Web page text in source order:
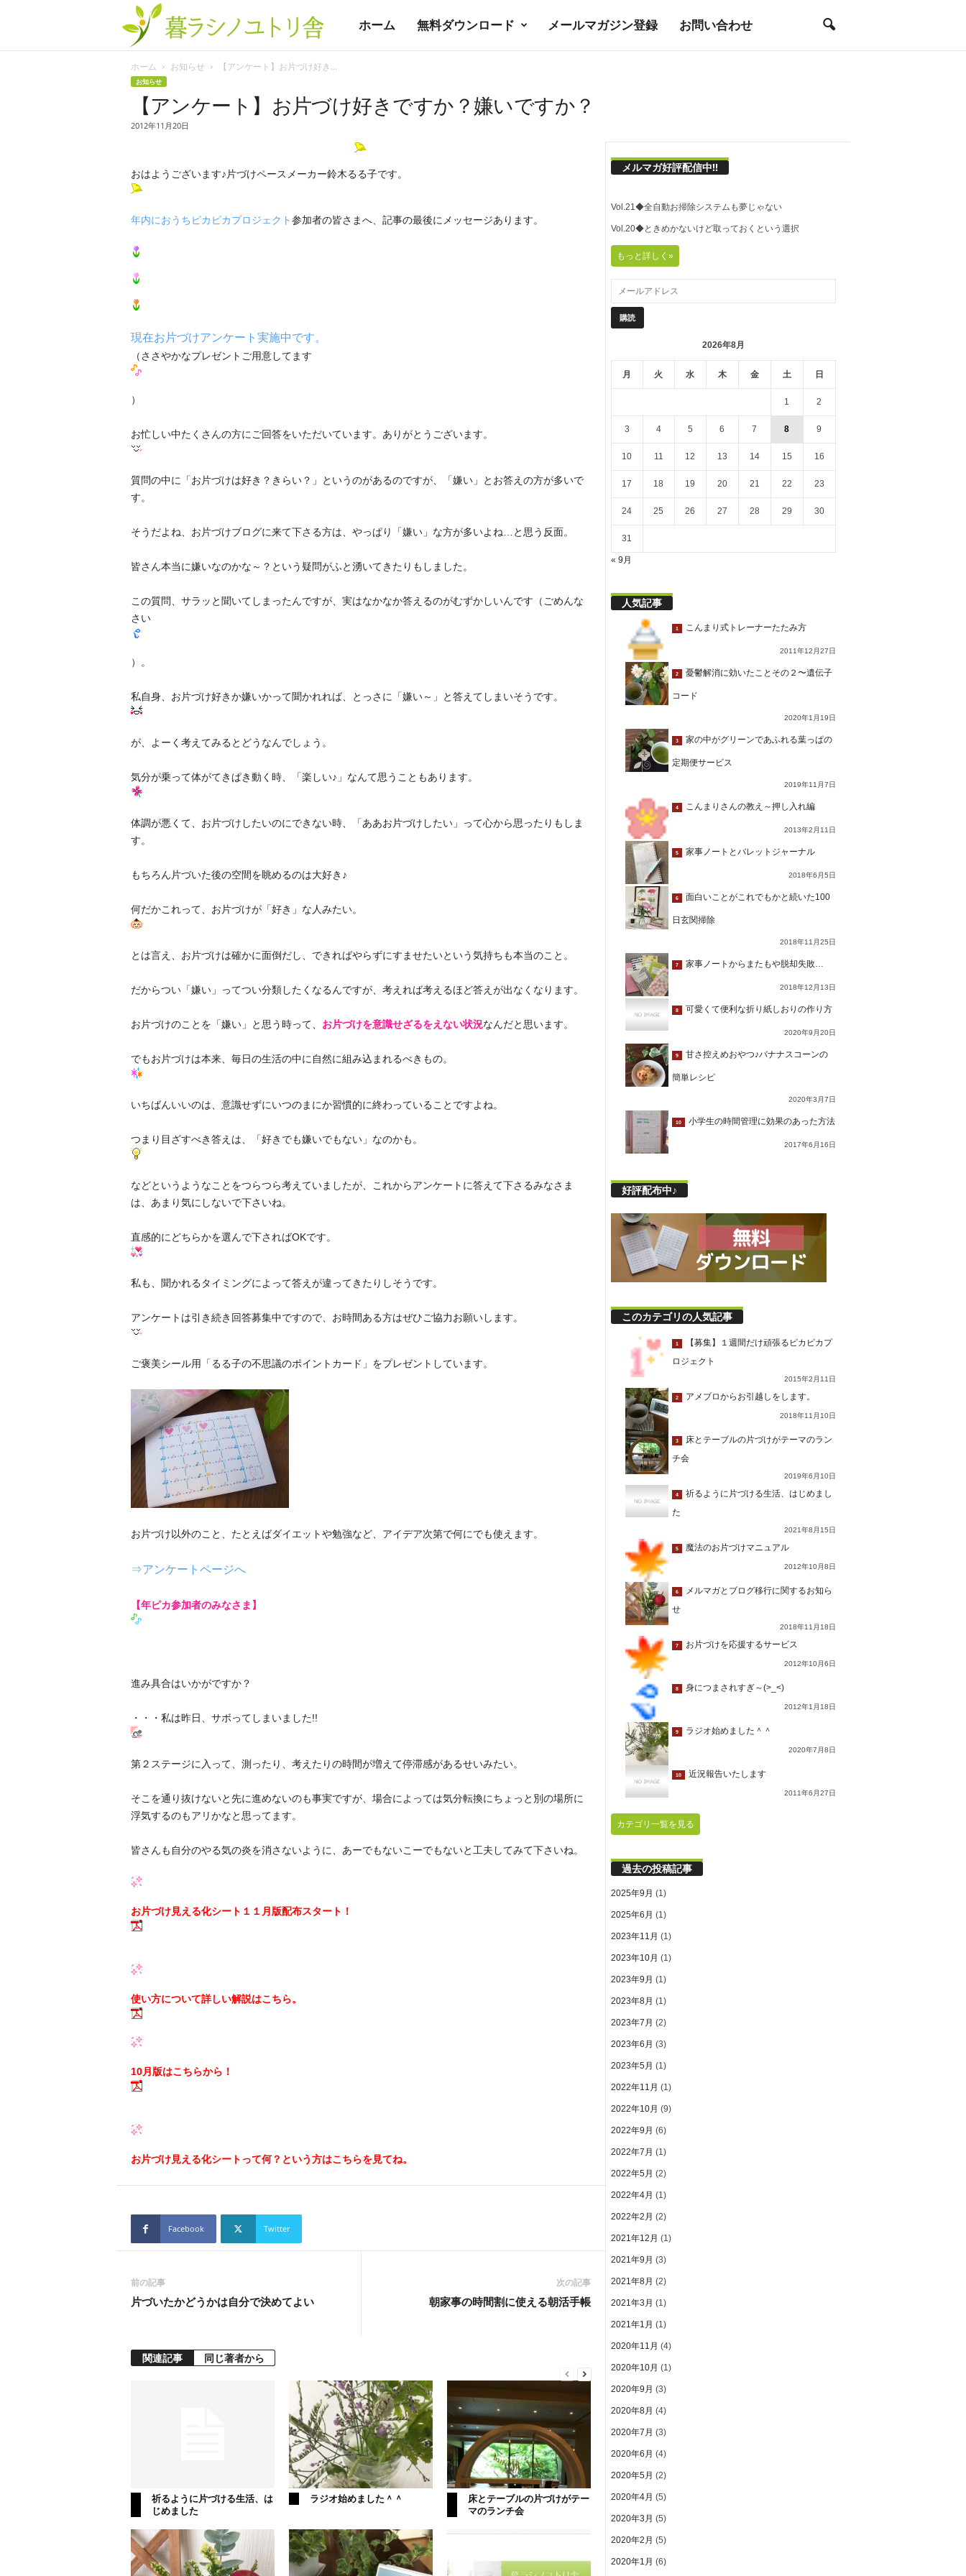
ノ
ユ
ホーム 無料ダウンロード メールマガジン登録 お問い合わせ
ホーム お知らせ 【アンケート】お片づけ好き...
お知らせ
【アンケート】お片づけ好きですか？嫌いですか？
2012年11月20日
おはようございます♪片づけペースメーカー鈴木るる子です。
年内におうちピカピカプロジェクト参加者の皆さまへ、記事の最後にメッセージあります。
現在お片づけアンケート実施中です。
（ささやかなプレゼントご用意してます
）
お忙しい中たくさんの方にご回答をいただいています。ありがとうございます。
質問の中に「お片づけは好き？きらい？」というのがあるのですが、「嫌い」とお答えの方が多いで
す。
そうだよね、お片づけブログに来て下さる方は、やっぱり「嫌い」な方が多いよね…と思う反面。
皆さん本当に嫌いなのかな～？という疑問がふと湧いてきたりもしました。
この質問、サラッと聞いてしまったんですが、実はなかなか答えるのがむずかしいんです（ごめんな
さい
）。
私自身、お片づけ好きか嫌いかって聞かれれば、とっさに「嫌い～」と答えてしまいそうです。
が、よーく考えてみるとどうなんでしょう。
気分が乗って体がてきぱき動く時、「楽しい♪」なんて思うこともあります。
体調が悪くて、お片づけしたいのにできない時、「ああお片づけしたい」って心から思ったりもしま
す。
もちろん片づいた後の空間を眺めるのは大好き♪
何だかこれって、お片づけが「好き」な人みたい。
とは言え、お片づけは確かに面倒だし、できればやらずにすませたいという気持ちも本当のこと。
だからつい「嫌い」ってつい分類したくなるんですが、考えれば考えるほど答えが出なくなります。
お片づけのことを「嫌い」と思う時って、 お片づけを意識せざるをえない状況なんだと思います。
でもお片づけは本来、毎日の生活の中に自然に組み込まれるべきもの。
いちばんいいのは、意識せずにいつのまにか習慣的に終わっていることですよね。
つまり目ざすべき答えは、「好きでも嫌いでもない」なのかも。
などというようなことをつらつら考えていましたが、これからアンケートに答えて下さるみなさま
は、あまり気にしないで下さいね。
直感的にどちらかを選んで下さればOKです。
私も、聞かれるタイミングによって答えが違ってきたりしそうです。
アンケートは引き続き回答募集中ですので、お時間ある方はぜひご協力お願いします。
ご褒美シール用「るる子の不思議のポイントカード」をプレゼントしています。
お片づけ以外のこと、たとえばダイエットや勉強など、アイデア次第で何にでも使えます。
⇒アンケートページへ
【年ピカ参加者のみなさま】
進み具合はいかがですか？
・・・私は昨日、サボってしまいました!!
第２ステージに入って、測ったり、考えたりの時間が増えて停滞感があるせいみたい。
そこを通り抜けないと先に進めないのも事実ですが、場合によっては気分転換にちょっと別の場所に
浮気するのもアリかなと思ってます。
皆さんも自分のやる気の炎を消さないように、あーでもないこーでもないと工夫してみて下さいね。
お片づけ見える化シート１１月版配布スタート！
使い方について詳しい解説はこちら。
10月版はこちらから！
お片づけ見える化シートって何？という方はこちらを見てね。
Facebook Twitter
前の記事
片づいたかどうかは自分で決めてよい
次の記事
朝家事の時間割に使える朝活手帳
関連記事 同じ著者から
祈るように片づける生活、は
じめました
ラジオ始めました＾＾
床とテーブルの片づけがテー
マのランチ会
メルマガ好評配信中!!
Vol.21◆全自動お掃除システムも夢じゃない
Vol.20◆ときめかないけど取っておくという選択
もっと詳しく»
2026年8月
月 火 水 木 金 土 日
1 2
3 4 5 6 7 8 9
10 11 12 13 14 15 16
17 18 19 20 21 22 23
24 25 26 27 28 29 30
31
« 9月
人気記事
1 こんまり式トレーナーたたみ方
2011年12月27日
2 憂鬱解消に効いたことその２〜遺伝子
コード
2020年1月19日
3 家の中がグリーンであふれる葉っぱの
定期便サービス
2019年11月7日
4 こんまりさんの教え～押し入れ編
2013年2月11日
5 家事ノートとバレットジャーナル
2018年6月5日
6 面白いことがこれでもかと続いた100
日玄関掃除
2018年11月25日
7 家事ノートからまたもや脱却失敗…
2018年12月13日
8 可愛くて便利な折り紙しおりの作り方
2020年9月20日
9 甘さ控えめおやつ♪バナナスコーンの
簡単レシピ
2020年3月7日
10 小学生の時間管理に効果のあった方法
2017年6月16日
好評配布中♪
このカテゴリの人気記事
1
【募集】１週間だけ頑張るピカピカプ
ロジェクト
2015年2月11日
2 アメブロからお引越しをします。
2018年11月10日
3
床とテーブルの片づけがテーマのラン
チ会
2019年6月10日
4
祈るように片づける生活、はじめまし
た
2021年8月15日
5 魔法のお片づけマニュアル
2012年10月8日
6
メルマガとブログ移行に関するお知ら
せ
2018年11月18日
7 お片づけを応援するサービス
2012年10月6日
8 身につまされすぎ～(>_<)
2012年1月18日
9 ラジオ始めました＾＾
2020年7月8日
10 近況報告いたします
2011年6月27日
カテゴリ一覧を見る
過去の投稿記事
2025年9月 (1)
2025年6月 (1)
2023年11月 (1)
2023年10月 (1)
2023年9月 (1)
2023年8月 (1)
2023年7月 (2)
2023年6月 (3)
2023年5月 (1)
2022年11月 (1)
2022年10月 (9)
2022年9月 (6)
2022年7月 (1)
2022年5月 (2)
2022年4月 (1)
2022年2月 (2)
2021年12月 (1)
2021年9月 (3)
2021年8月 (2)
2021年3月 (1)
2021年1月 (1)
2020年11月 (4)
2020年10月 (1)
2020年9月 (3)
2020年8月 (4)
2020年7月 (3)
2020年6月 (4)
2020年5月 (2)
2020年4月 (5)
2020年3月 (5)
2020年2月 (5)
2020年1月 (6)